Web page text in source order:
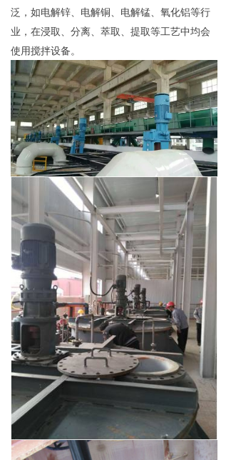
泛，如电解锌、电解铜、电解锰、氧化铝等行
业，在浸取、分离、萃取、提取等工艺中均会
使用搅拌设备。